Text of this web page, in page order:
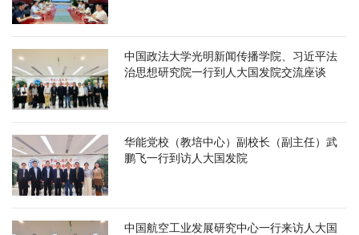
中国政法大学光明新闻传播学院、习近平法
治思想研究院一行到人大国发院交流座谈
华能党校（教培中心）副校长（副主任）武
鹏飞一行到访人大国发院
中国航空工业发展研究中心一行来访人大国